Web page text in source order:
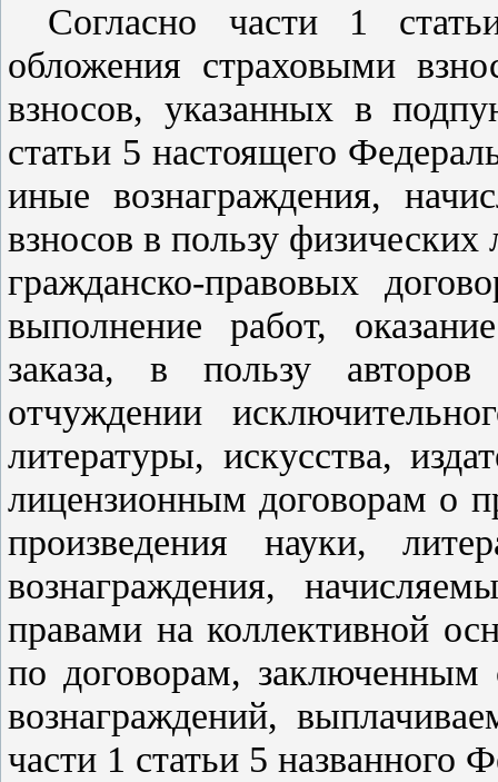
Согласно части 1
обложения страховыми
взносов, указанных в
статьи 5 настоящего
иные вознаграждения,
взносов в пользу
гражданско-правовых
выполнение работ,
заказа, в пользу
отчуждении
литературы, искусства,
лицензионным договорам о
произведения науки,
вознаграждения,
правами на коллективной
по договорам, заключенным
вознаграждений,
части 1 статьи 5 названного